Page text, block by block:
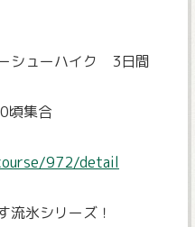
シューハイク 3日間
頃集合
972/detail
流氷シリーズ！